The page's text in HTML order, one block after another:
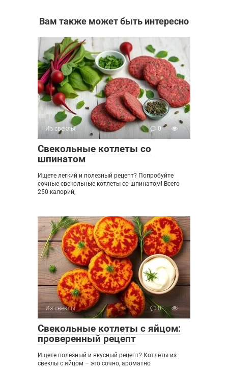
Вам также может быть интересно
Из свеклы 0
Свекольные котлеты со
шпинатом
Ищете легкий и полезный рецепт? Попробуйте
сочные свекольные котлеты со шпинатом! Всего
250 калорий,
Из свеклы 0
Свекольные котлеты с яйцом:
проверенный рецепт
Ищете полезный и вкусный рецепт? Котлеты из
свеклы с яйцом – это сочно, ароматно